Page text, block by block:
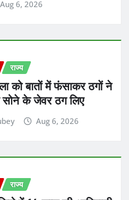
राज्य
के मामले में फरार चल रहे उप
गया
Aug 6, 2026
और पेपर लीक मामले में जेल